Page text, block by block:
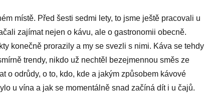
místě. Před šesti sedmi lety, to jsme ještě pracovali u
zajímat nejen o kávu, ale o gastronomii obecně.
konečně prorazily a my se svezli s nimi. Káva se tehdy
trendy, nikdo už nechtěl bezejmennou směs ze
o odrůdy, o to, kdo, kde a jakým způsobem kávové
u vína a jak se momentálně snad začíná dít i u čajů.